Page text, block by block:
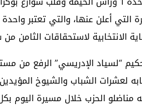
التي أعلن عنها، والتي تعتبر
الانتخابية لاستحقاقات الثامن من
“لسياد الإدريسي” الرفع من
لعشرات الشباب والشيوخ
الحزب خلال مسيرة اليوم بكل